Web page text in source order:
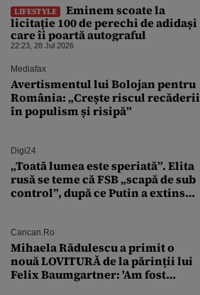
LIFESTYLE
Eminem scoate la
licitație 100 de perechi de adidași
care îi poartă autograful
22:23, 28 Jul 2026
Mediafax
Avertismentul lui Bolojan pentru
România: „Crește riscul recăderii
în populism și risipă”
Digi24
„Toată lumea este speriată”. Elita
rusă se teme că FSB „scapă de sub
control”, după ce Putin a extins
Cancan.ro
Mihaela Rădulescu a primit o
nouă LOVITURĂ de la părinții lui
Felix Baumgartner: 'Am fost